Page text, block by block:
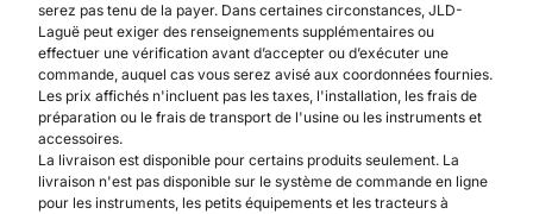
serez pas tenu de la payer. Dans certaines circonstances, JLD-
Laguë peut exiger des renseignements supplémentaires ou
effectuer une vérification avant d’accepter ou d’exécuter une
commande, auquel cas vous serez avisé aux coordonnées fournies.
Les prix affichés n'incluent pas les taxes, l'installation, les frais de
préparation ou le frais de transport de l'usine ou les instruments et
accessoires.
La livraison est disponible pour certains produits seulement. La
livraison n'est pas disponible sur le système de commande en ligne
pour les instruments, les petits équipements et les tracteurs à